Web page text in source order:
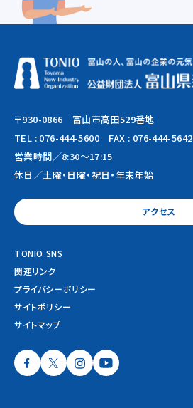
〒930-0866 富山市高田529番地
TEL : 076-444-5600 FAX : 076-444-5642
営業時間／8:30～17:15
休日／土曜・日曜・祝日・年末年始
アクセス
TONIO SNS
関連リンク
プライバシーポリシー
サイトポリシー
サイトマップ